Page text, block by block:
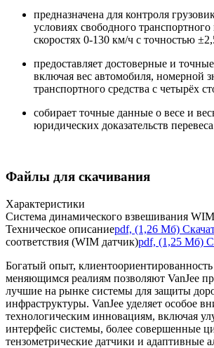
предназначена для контроля
условиях свободного транспортного
скоростях 0-130 км/ч с точностью
предоставляет достоверные и
включая вес автомобиля, номерной
транспортного средства с четырёх
собирает точные данные о весе и
юридических доказательств
Файлы для скачивания
Характеристики
Система динамического взвешивания
Техническое описаниеpdf, (1,26 Мб)
соответствия (WIM датчик)pdf, (1,25 Мб)
Богатый опыт,
меняющимся реалиям позволяют VanJee
лучшие на рынке системы для защиты
инфраструктуры. VanJee уделяет особое
технологическим инновациям, включая
интерфейс системы, более совершенные
тензометрические датчики и адаптивные